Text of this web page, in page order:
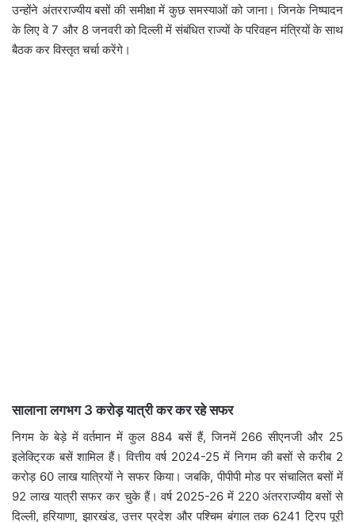
उन्होंने अंतरराज्यीय बसों की समीक्षा में कुछ समस्याओं को जाना। जिनके निष्पादन
के लिए वे 7 और 8 जनवरी को दिल्ली में संबंधित राज्यों के परिवहन मंत्रियों के साथ
बैठक कर विस्तृत चर्चा करेंगे।
सालाना लगभग 3 करोड़ यात्री कर कर रहे सफर
निगम के बेड़े में वर्तमान में कुल 884 बसें हैं, जिनमें 266 सीएनजी और 25
इलेक्ट्रिक बसें शामिल हैं। वित्तीय वर्ष 2024-25 में निगम की बसों से करीब 2
करोड़ 60 लाख यात्रियों ने सफर किया। जबकि, पीपीपी मोड पर संचालित बसों में
92 लाख यात्री सफर कर चुके हैं। वर्ष 2025-26 में 220 अंतरराज्यीय बसों से
दिल्ली, हरियाणा, झारखंड, उत्तर प्रदेश और पश्चिम बंगाल तक 6241 ट्रिप पूरी